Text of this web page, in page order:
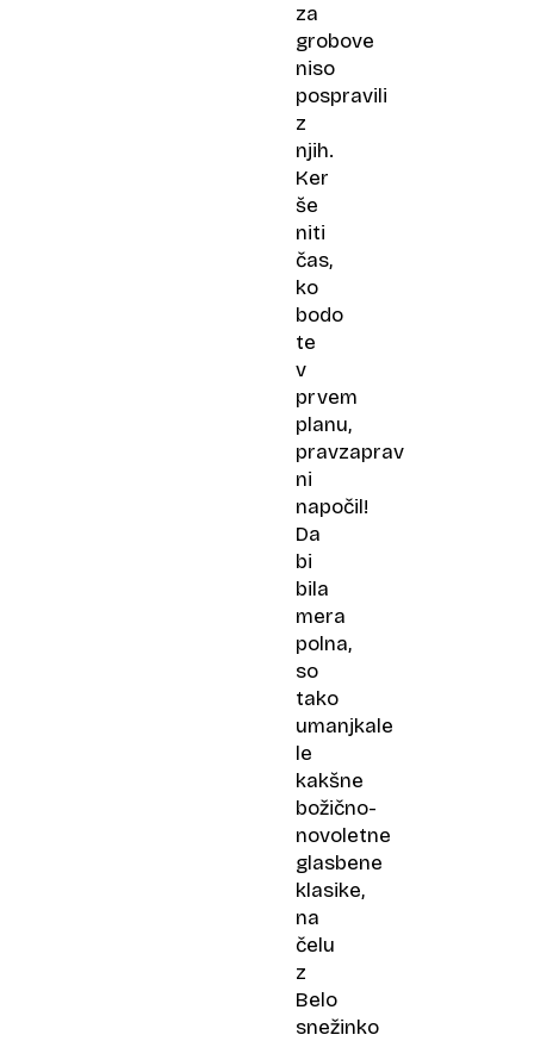
za
grobove
niso
pospravili
z
njih.
Ker
še
niti
čas,
ko
bodo
te
v
prvem
planu,
pravzaprav
ni
napočil!
Da
bi
bila
mera
polna,
so
tako
umanjkale
le
kakšne
božično-
novoletne
glasbene
klasike,
na
čelu
z
Belo
snežinko